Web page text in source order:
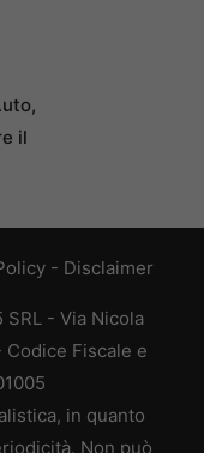
il
- Disclaimer
- Via Nicola
Codice Fiscale e
in quanto
Non può